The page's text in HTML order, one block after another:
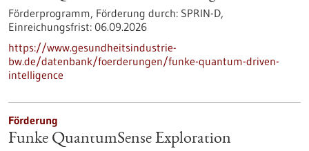
Förderprogramm, Förderung durch: SPRIN-D,
Einreichungsfrist: 06.09.2026
https://www.gesundheitsindustrie-
bw.de/datenbank/foerderungen/funke-quantum-driven-
intelligence
Förderung
Funke QuantumSense Exploration